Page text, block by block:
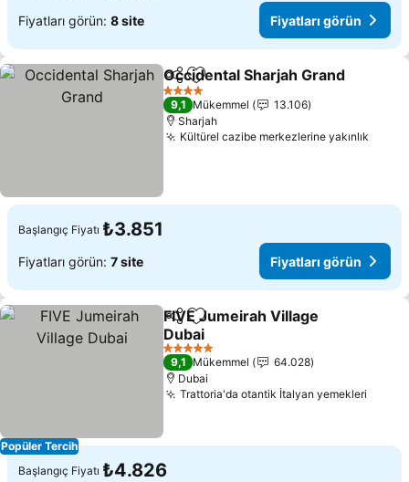
Fiyatları görün: 8 site Fiyatları görün
PaylaşFavorilerime ekle
Occidental Sharjah Grand
4 Yıldız
9,1 Mükemmel
13.106
Sharjah
Kültürel cazibe merkezlerine yakınlık
Başlangıç Fiyatı ₺3.851
Fiyatları görün: 7 site Fiyatları görün
Popüler Tercih
PaylaşFavorilerime ekle
FIVE Jumeirah Village
Dubai
5 Yıldız
9,1 Mükemmel
64.028
Dubai
Trattoria'da otantik İtalyan yemekleri
Başlangıç Fiyatı ₺4.826